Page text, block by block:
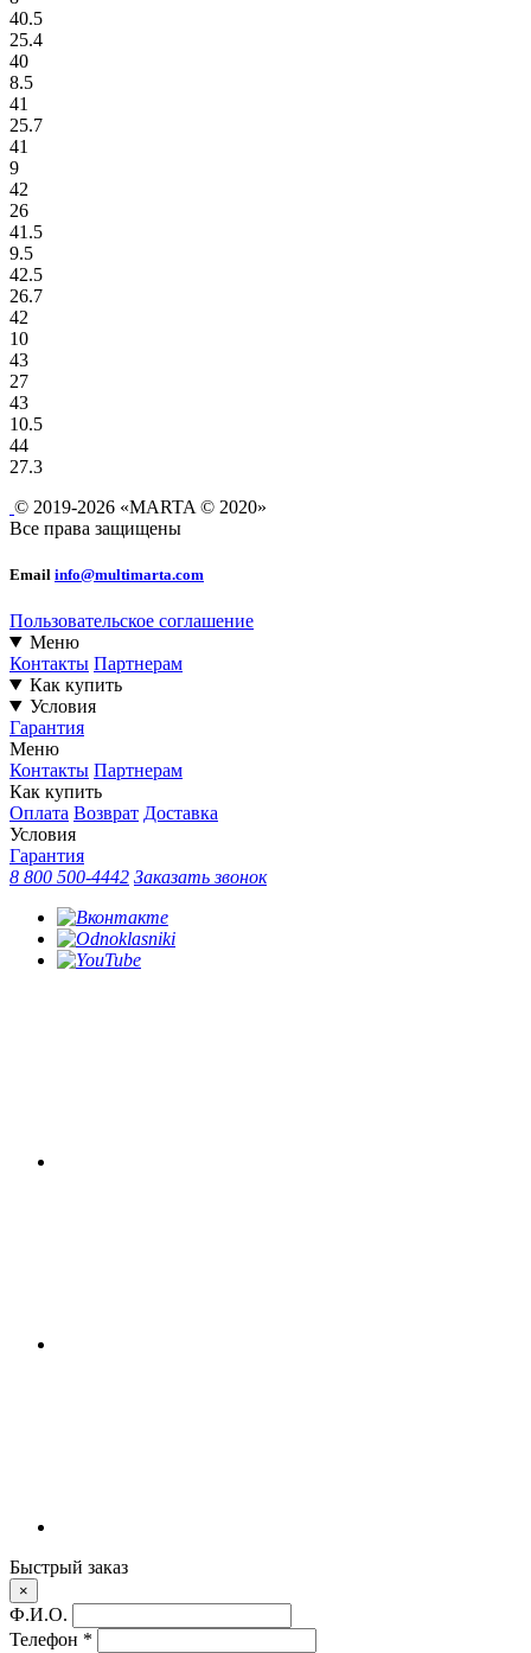
40.5
25.4
40
8.5
41
25.7
41
9
42
26
41.5
9.5
42.5
26.7
42
10
43
27
43
10.5
44
27.3
© 2019-2026 «MARTA © 2020»
Все права защищены
Email info@multimarta.com
Пользовательское соглашение
Меню
Контакты Партнерам
Как купить
Условия
Гарантия
Меню
Контакты Партнерам
Как купить
Оплата Возврат Доставка
Условия
Гарантия
8 800 500-4442 Заказать звонок
Быстрый заказ
×
Ф.И.О.
Телефон *